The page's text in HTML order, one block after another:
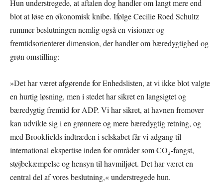
Hun understregede, at aftalen dog handler om langt mere end
blot at løse en økonomisk knibe. Ifølge Cecilie Roed Schultz
rummer beslutningen nemlig også en visionær og
fremtidsorienteret dimension, der handler om bæredygtighed og
grøn omstilling:
»Det har været afgørende for Enhedslisten, at vi ikke blot valgte
en hurtig løsning, men i stedet har sikret en langsigtet og
bæredygtig fremtid for ADP. Vi har sikret, at havnen fremover
kan udvikle sig i en grønnere og mere bæredygtig retning, og
med Brookfields indtræden i selskabet får vi adgang til
international ekspertise inden for områder som CO₂-fangst,
støjbekæmpelse og hensyn til havmiljøet. Det har været en
central del af vores beslutning,« understregede hun.